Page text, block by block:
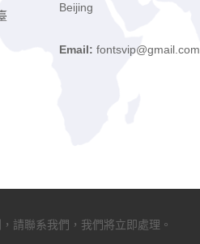
Beijing
Email: fontsvip@gmail.com
請聯系我們，我們將立即處理。